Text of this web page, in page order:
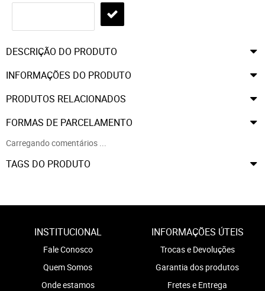
DESCRIÇÃO DO PRODUTO
INFORMAÇÕES DO PRODUTO
PRODUTOS RELACIONADOS
FORMAS DE PARCELAMENTO
Carregando comentários ...
TAGS DO PRODUTO
INSTITUCIONAL
Fale Conosco
Quem Somos
Onde estamos
INFORMAÇÕES ÚTEIS
Trocas e Devoluções
Garantia dos produtos
Fretes e Entrega